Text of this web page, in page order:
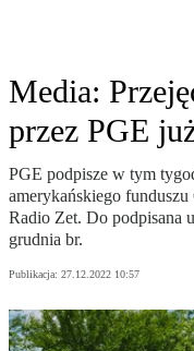
Media:
przez PGE
PGE podpisze w tym
amerykańskiego
Radio Zet. Do podpisana
grudnia br.
Publikacja: 27.12.2022 10:57